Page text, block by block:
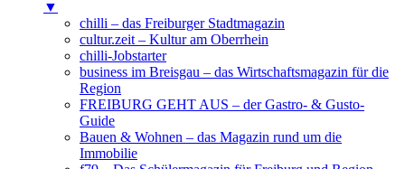
▼
chilli – das Freiburger Stadtmagazin
cultur.zeit – Kultur am Oberrhein
chilli-Jobstarter
business im Breisgau – das Wirtschaftsmagazin für die
Region
FREIBURG GEHT AUS – der Gastro- & Gusto-
Guide
Bauen & Wohnen – das Magazin rund um die
Immobilie